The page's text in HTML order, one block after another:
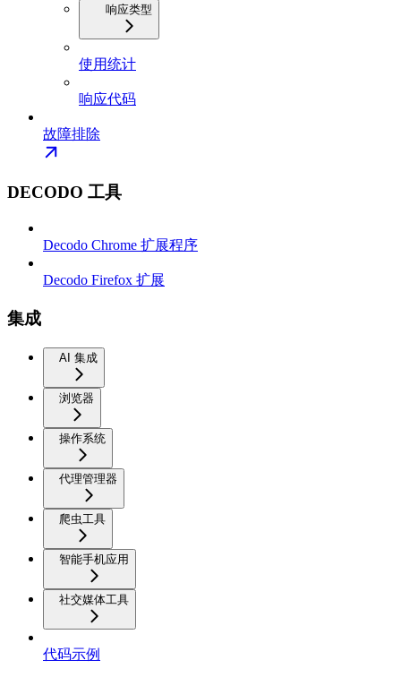
响应类型
使用统计
响应代码
故障排除
DECODO 工具
Decodo Chrome 扩展程序
Decodo Firefox 扩展
集成
AI 集成
浏览器
操作系统
代理管理器
爬虫工具
智能手机应用
社交媒体工具
代码示例